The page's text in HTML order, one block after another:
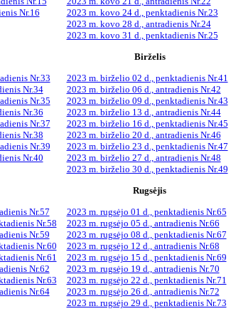
Nr.16
2023 m. kovo 24 d., penktadienis Nr.23
2023 m. kovo 28 d., antradienis Nr.24
2023 m. kovo 31 d., penktadienis Nr.25
Birželis
Nr.33
Nr.34
Nr.35
Nr.36
Nr.37
Nr.38
Nr.39
Nr.40
2023 m. birželio 02 d., penktadienis Nr.41
2023 m. birželio 06 d., antradienis Nr.42
2023 m. birželio 09 d., penktadienis Nr.43
2023 m. birželio 13 d., antradienis Nr.44
2023 m. birželio 16 d., penktadienis Nr.45
2023 m. birželio 20 d., antradienis Nr.46
2023 m. birželio 23 d., penktadienis Nr.47
2023 m. birželio 27 d., antradienis Nr.48
2023 m. birželio 30 d., penktadienis Nr.49
Rugsėjis
Nr.57
Nr.58
Nr.59
Nr.60
Nr.61
Nr.62
Nr.63
Nr.64
2023 m. rugsėjo 01 d., penktadienis Nr.65
2023 m. rugsėjo 05 d., antradienis Nr.66
2023 m. rugsėjo 08 d., penktadienis Nr.67
2023 m. rugsėjo 12 d., antradienis Nr.68
2023 m. rugsėjo 15 d., penktadienis Nr.69
2023 m. rugsėjo 19 d., antradienis Nr.70
2023 m. rugsėjo 22 d., penktadienis Nr.71
2023 m. rugsėjo 26 d., antradienis Nr.72
2023 m. rugsėjo 29 d., penktadienis Nr.73